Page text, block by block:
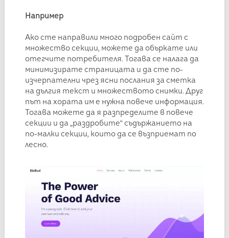
Например
Ако сте направили много подробен сайт с
множество секции, можете да объркате или
отегчите потребителя. Тогава се налага да
минимизирате страницата и да сте по-
изчерпателни чрез ясни послания за сметка
на дългия текст и множеството снимки. Друг
път на хората им е нужна повече информация.
Тогава можете да я разпределите в повече
секции и да „раздробите“ съдържанието на
по-малки секции, които да се възприемат по
лесно.